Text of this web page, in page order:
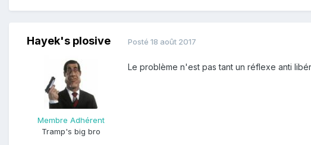
Hayek's plosive
Membre Adhérent
Tramp's big bro
Posté 18 août 2017
Le problème n'est pas tant un réflexe anti